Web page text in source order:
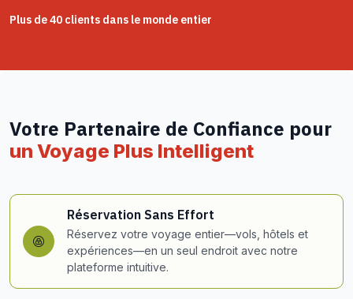
Plus de 40 clients dans le monde entier
Votre Partenaire de Confiance pour
un Voyage Plus Intelligent
Réservation Sans Effort
Réservez votre voyage entier—vols, hôtels et
expériences—en un seul endroit avec notre
plateforme intuitive.